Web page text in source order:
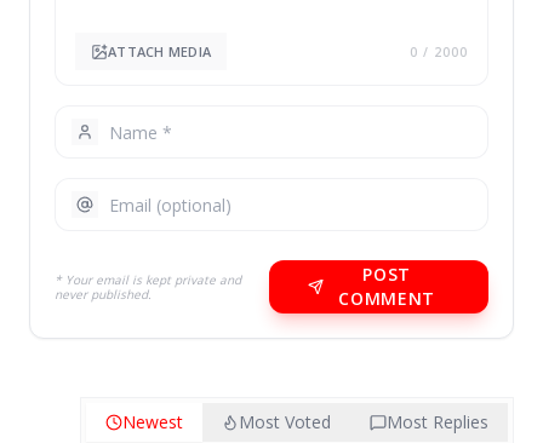
ATTACH MEDIA 0 / 2000
* Your email is kept private and
never published.
POST
COMMENT
Newest Most Voted Most Replies